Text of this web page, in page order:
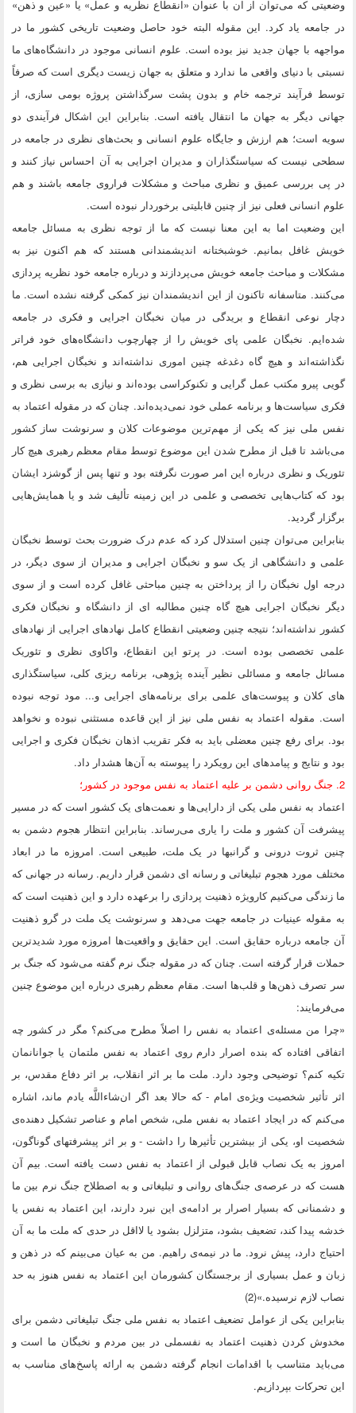
وضعیتی که می‌توان از ان با عنوان «انقطاع نظریه و عمل» یا «عین و ذهن»
در جامعه یاد کرد. این مقوله البته خود حاصل وضعیت تاریخی کشور ما در
مواجهه با جهان جدید نیز بوده است. علوم انسانی موجود در دانشگاه‌های ما
نسبتی با دنیای واقعی ما ندارد و متعلق به جهان زیست دیگری است که صرفاً
توسط فرآیند ترجمه خام و بدون پشت سرگذاشتن پروژه بومی سازی، از
جهانی دیگر به جهان ما انتقال یافته است. بنابراین این اشکال فرآیندی دو
سویه است؛ هم ارزش و جایگاه علوم انسانی و بحث‌های نظری در جامعه در
سطحی نیست که سیاستگذاران و مدیران اجرایی به آن احساس نیاز کنند و
در پی بررسی عمیق و نظری مباحث و مشکلات فراروی جامعه باشند و هم
علوم انسانی فعلی نیز از چنین قابلیتی برخوردار نبوده است.
این وضعیت اما به این معنا نیست که ما از توجه نظری به مسائل جامعه
خویش غافل بمانیم. خوشبختانه اندیشمندانی هستند که هم اکنون نیز به
مشکلات و مباحث جامعه خویش می‌پردازند و درباره جامعه خود نظریه پردازی
می‌کنند. متاسفانه تاکنون از این اندیشمندان نیز کمکی گرفته نشده است. ما
دچار نوعی انقطاع و بریدگی در میان نخبگان اجرایی و فکری در جامعه
شده‌ایم. نخبگان علمی پای خویش را از چهارچوب دانشگاه‌های خود فراتر
نگذاشته‌اند و هیچ گاه دغدغه چنین اموری نداشته‌اند و نخبگان اجرایی هم،
گویی پیرو مکتب عمل گرایی و تکنوکراسی بوده‌اند و نیازی به برسی نظری و
فکری سیاست‌ها و برنامه عملی خود نمی‌دیده‌اند. چنان که در مقوله اعتماد به
نفس ملی نیز که یکی از مهم‌ترین موضوعات کلان و سرنوشت ساز کشور
می‌باشد تا قبل از مطرح شدن این موضوع توسط مقام معظم رهبری هیچ کار
تئوریک و نظری درباره این امر صورت نگرفته بود و تنها پس از گوشزد ایشان
بود که کتاب‌هایی تخصصی و علمی در این زمینه تألیف شد و یا همایش‌هایی
برگزار گردید.
بنابراین می‌توان چنین استدلال کرد که عدم درک ضرورت بحث توسط نخبگان
علمی و دانشگاهی از یک سو و نخبگان اجرایی و مدیران از سوی دیگر، در
درجه اول نخبگان را از پرداختن به چنین مباحثی غافل کرده است و از سوی
دیگر نخبگان اجرایی هیچ گاه چنین مطالبه ای از دانشگاه و نخبگان فکری
کشور نداشته‌اند؛ نتیجه چنین وضعیتی انقطاع کامل نهادهای اجرایی از نهادهای
علمی تخصصی بوده است. در پرتو این انقطاع، واکاوی نظری و تئوریک
مسائل جامعه و مسائلی نظیر آینده پژوهی، برنامه ریزی کلی، سیاستگذاری
های کلان و پیوست‌های علمی برای برنامه‌های اجرایی و... مود توجه نبوده
است. مقوله اعتماد به نفس ملی نیز از این قاعده مستثنی نبوده و نخواهد
بود. برای رفع چنین معضلی باید به فکر تقریب اذهان نخبگان فکری و اجرایی
بود و نتایج و پیامدهای این رویکرد را پیوسته به آن‌ها هشدار داد.
2. جنگ روانی دشمن بر علیه اعتماد به نفس موجود در کشور؛
اعتماد به نفس ملی یکی از دارایی‌ها و نعمت‌های یک کشور است که در مسیر
پیشرفت آن کشور و ملت را یاری می‌رساند. بنابراین انتظار هجوم دشمن به
چنین ثروت درونی و گرانبها در یک ملت، طبیعی است. امروزه ما در ابعاد
مختلف مورد هجوم تبلیغاتی و رسانه ای دشمن قرار داریم. رسانه در جهانی که
ما زندگی می‌کنیم کارویژه ذهنیت پردازی را برعهده دارد و این ذهنیت است که
به مقوله عینیات در جامعه جهت می‌دهد و سرنوشت یک ملت در گرو ذهنیت
آن جامعه درباره حقایق است. این حقایق و واقعیت‌ها امروزه مورد شدیدترین
حملات قرار گرفته است. چنان که در مقوله جنگ نرم گفته می‌شود که جنگ بر
سر تصرف ذهن‌ها و قلب‌ها است. مقام معظم رهبری درباره این موضوع چنین
می‌فرمایند:
«چرا من مسئله‌ی اعتماد به نفس را اصلاً مطرح می‌کنم؟ مگر در کشور چه
اتفاقی افتاده که بنده اصرار دارم روی اعتماد به نفس ملتمان یا جوانانمان
تکیه کنم؟ توضیحی وجود دارد. ملت ما بر اثر انقلاب، بر اثر دفاع مقدس، بر
اثر تأثیر شخصیت ویژه‌ی امام - که حالا بعد اگر ان‌شاءاللَّه یادم ماند، اشاره
می‌کنم که در ایجاد اعتماد به نفس ملی، شخص امام و عناصر تشکیل دهنده‌ی
شخصیت او، یکی از بیشترین تأثیرها را داشت - و بر اثر پیشرفتهای گوناگون،
امروز به یک نصاب قابل قبولی از اعتماد به نفس دست یافته است. بیم آن
هست که در عرصه‌ی جنگ‌های روانی و تبلیغاتی و به اصطلاح جنگ نرم بین ما
و دشمنانی که بسیار اصرار بر ادامه‌ی این نبرد دارند، این اعتماد به نفس یا
خدشه پیدا کند، تضعیف بشود، متزلزل بشود یا لااقل در حدی که ملت ما به آن
احتیاج دارد، پیش نرود. ما در نیمه‌ی راهیم. من به عیان می‌بینم که در ذهن و
زبان و عمل بسیاری از برجستگان کشورمان این اعتماد به نفس هنوز به حد
نصاب لازم نرسیده.»(2)
بنابراین یکی از عوامل تضعیف اعتماد به نفس ملی جنگ تبلیغاتی دشمن برای
مخدوش کردن ذهنیت اعتماد به نفسملی در بین مردم و نخبگان ما است و
می‌باید متناسب با اقدامات انجام گرفته دشمن به ارائه پاسخ‌های مناسب به
این تحرکات بپردازیم.